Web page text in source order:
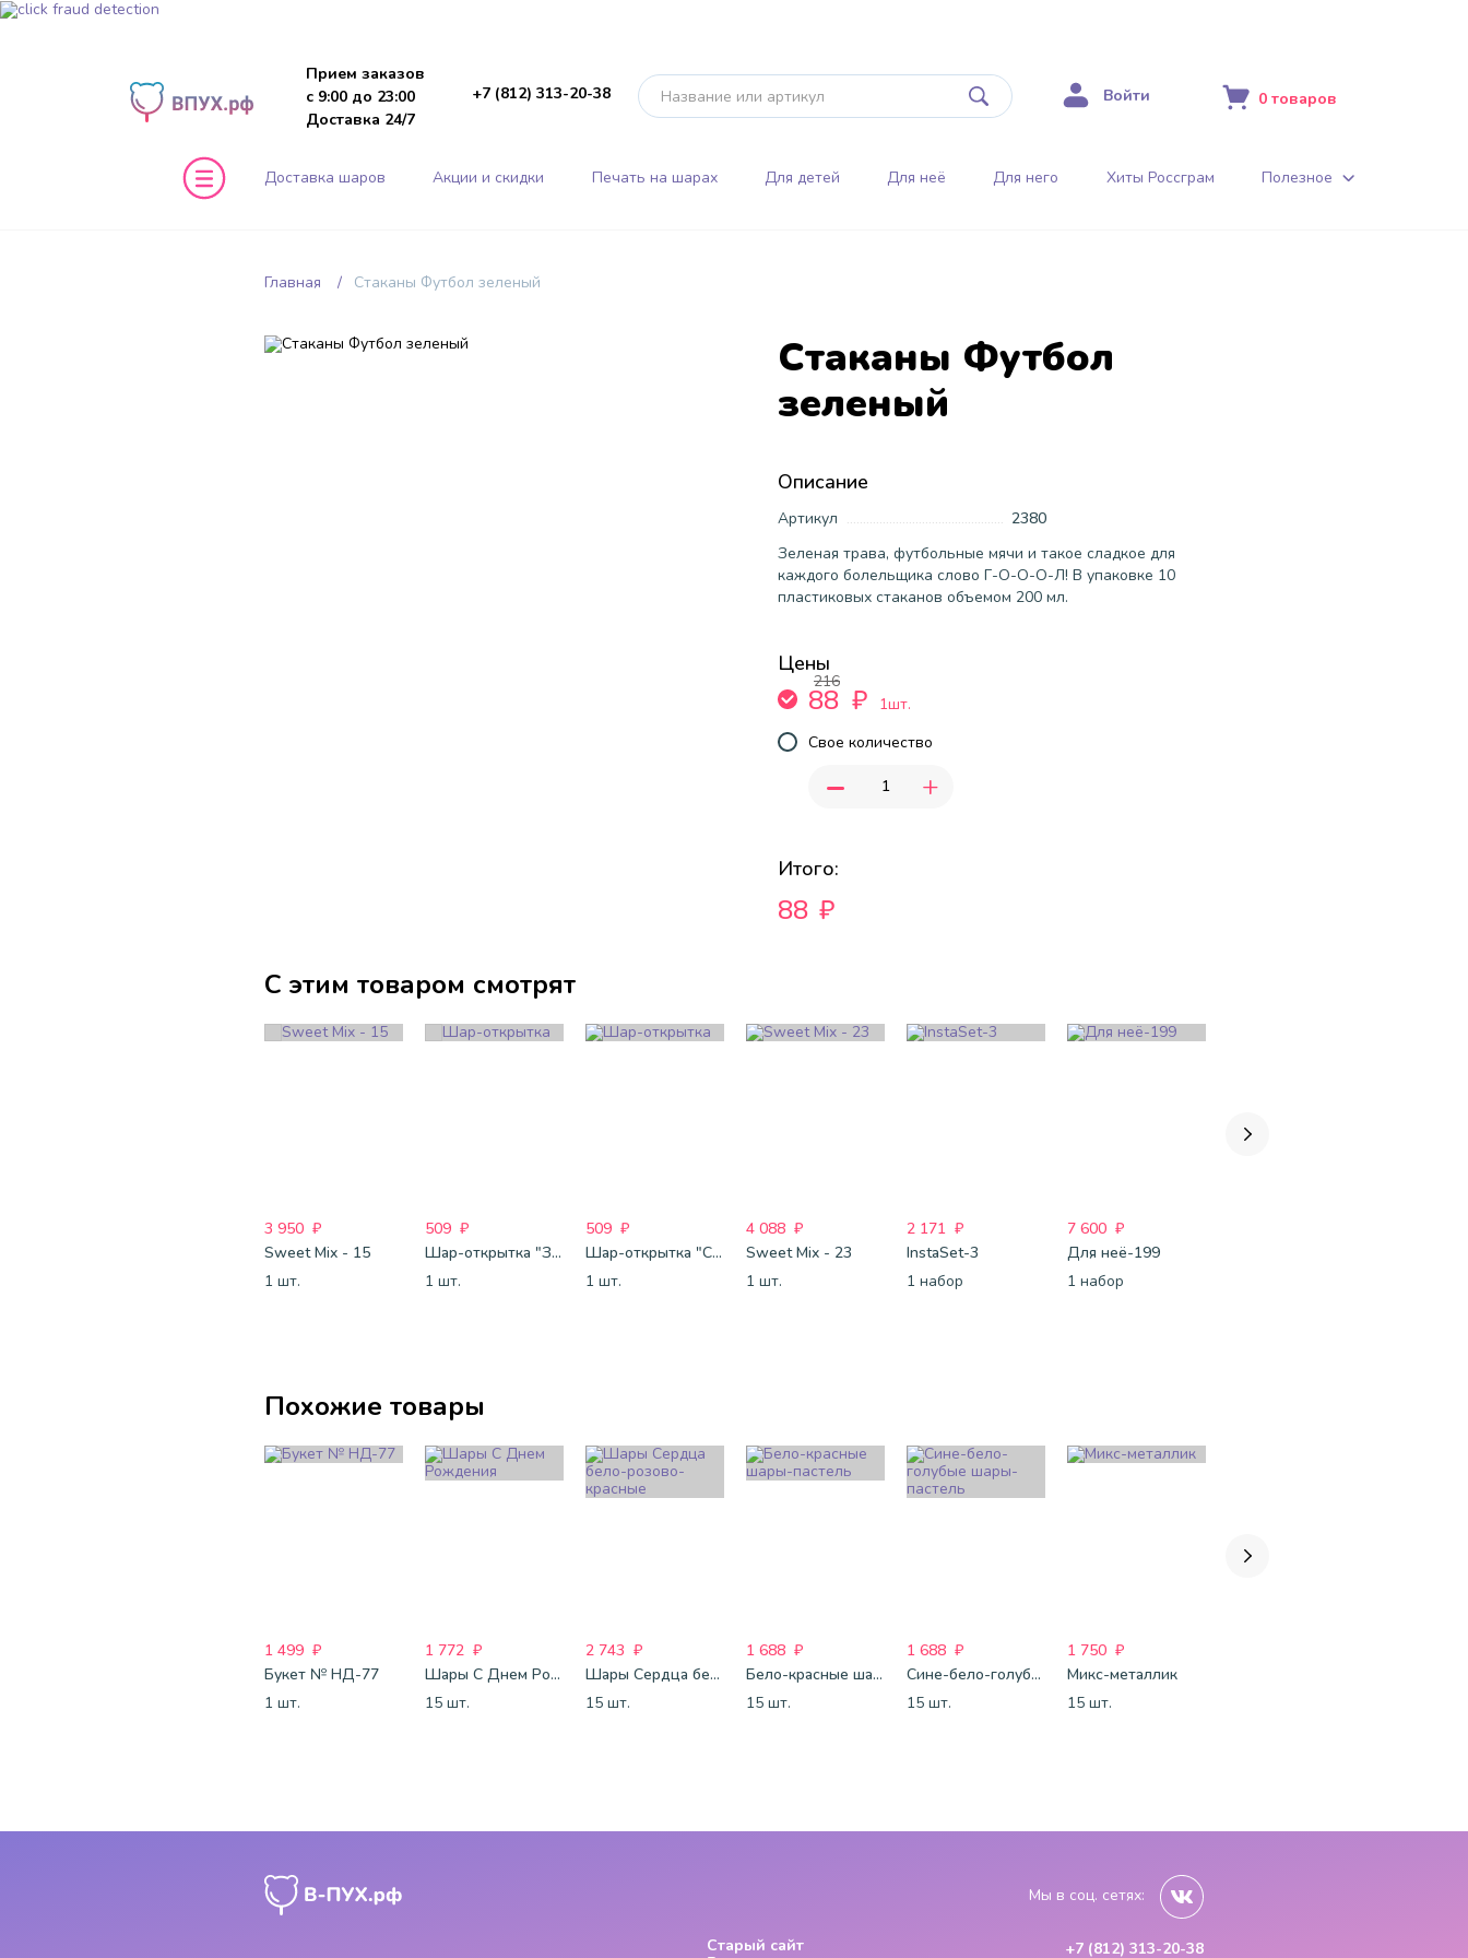
Прием заказов
с 9:00 до 23:00
Доставка 24/7
+7 (812) 313-20-38 Войти 0 товаров
Доставка шаров Акции и скидки Печать на шарах Для детей Для неё Для него Хиты Россграм Полезное
Главная Стаканы Футбол зеленый
Стаканы Футбол
зеленый
Описание
Артикул
2380
Зеленая трава, футбольные мячи и такое сладкое для
каждого болельщика слово Г-О-О-О-Л! В упаковке 10
пластиковых стаканов объемом 200 мл.
Цены
216
88 ₽
1шт.
Свое количество
- +
Итого:
88 ₽
С этим товаром смотрят
3 950 ₽
Sweet Mix - 15
1 шт.
509 ₽
Шар-открытка "Звезда" (45 см) - 1
1 шт.
509 ₽
Шар-открытка "Сердце" (45 см) - 2
1 шт.
4 088 ₽
Sweet Mix - 23
1 шт.
2 171 ₽
InstaSet-3
1 набор
7 600 ₽
Для неё-199
1 набор
Похожие товары
1 499 ₽
Букет № НД-77
1 шт.
1 772 ₽
Шары С Днем Рождения
15 шт.
2 743 ₽
Шары Сердца бело-розово-красные
15 шт.
1 688 ₽
Бело-красные шары-пастель
15 шт.
1 688 ₽
Сине-бело-голубые шары-пастель
15 шт.
1 750 ₽
Микс-металлик
15 шт.
Старый сайт
Мы в соц. сетях:
+7 (812) 313-20-38